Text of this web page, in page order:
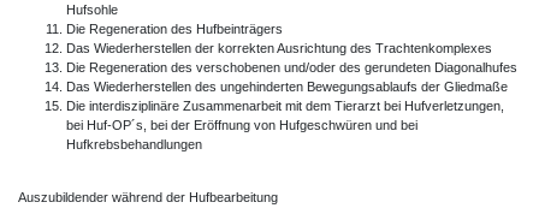
Hufsohle
Die Regeneration des Hufbeinträgers
Das Wiederherstellen der korrekten Ausrichtung des Trachtenkomplexes
Die Regeneration des verschobenen und/oder des gerundeten Diagonalhufes
Das Wiederherstellen des ungehinderten Bewegungsablaufs der Gliedmaße
Die interdisziplinäre Zusammenarbeit mit dem Tierarzt bei Hufverletzungen,
bei Huf-OP´s, bei der Eröffnung von Hufgeschwüren und bei
Hufkrebsbehandlungen
Auszubildender während der Hufbearbeitung